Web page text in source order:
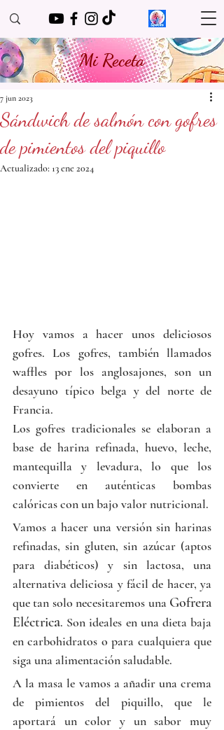
Mi Receta
Sándwich de salmón con gofres
de pimientos del piquillo
7 jun 2023
Actualizado: 13 ene 2024
Hoy vamos a hacer unos deliciosos
gofres. Los gofres, también llamados
waffles por los anglosajones, son un
desayuno típico belga y del norte de
Francia.
Los gofres tradicionales se elaboran a
base de harina refinada, huevo, leche,
mantequilla y levadura, lo que los
convierte en auténticas bombas
calóricas con un bajo valor nutricional.
Vamos a hacer una versión sin harinas
refinadas, sin gluten, sin azúcar (aptos
para diabéticos) y sin lactosa, una
alternativa deliciosa y fácil de hacer, ya
que tan solo necesitaremos una Gofrera
Eléctrica. Son ideales en una dieta baja
en carbohidratos o para cualquiera que
siga una alimentación saludable.
A la masa le vamos a añadir una crema
de pimientos del piquillo, que le
aportará un color y un sabor muy